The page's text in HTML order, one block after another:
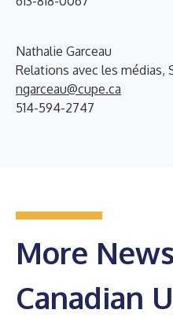
Nathalie Garceau
Relations avec les médias,
ngarceau@cupe.ca
514-594-2747
More
Canadian